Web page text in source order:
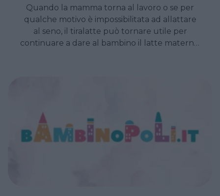
Quando la mamma torna al lavoro o se per
qualche motivo è impossibilitata ad allattare
al seno, il tiralatte può tornare utile per
continuare a dare al bambino il latte materno,